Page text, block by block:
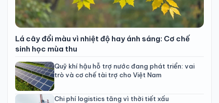
Lá cây đổi màu vì nhiệt độ hay ánh sáng: Cơ chế
sinh học mùa thu
Quỹ khí hậu hỗ trợ nước đang phát triển: vai
trò và cơ chế tài trợ cho Việt Nam
Chi phí logistics tăng vì thời tiết xấu